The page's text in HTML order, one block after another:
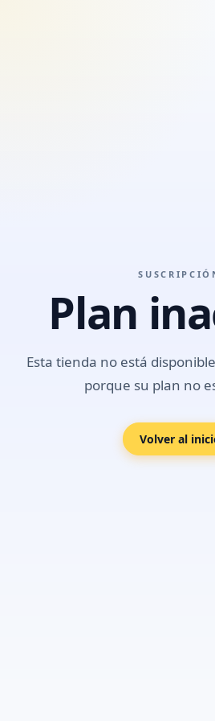
Plan
Esta tienda no está
porque su plan no
Volver al